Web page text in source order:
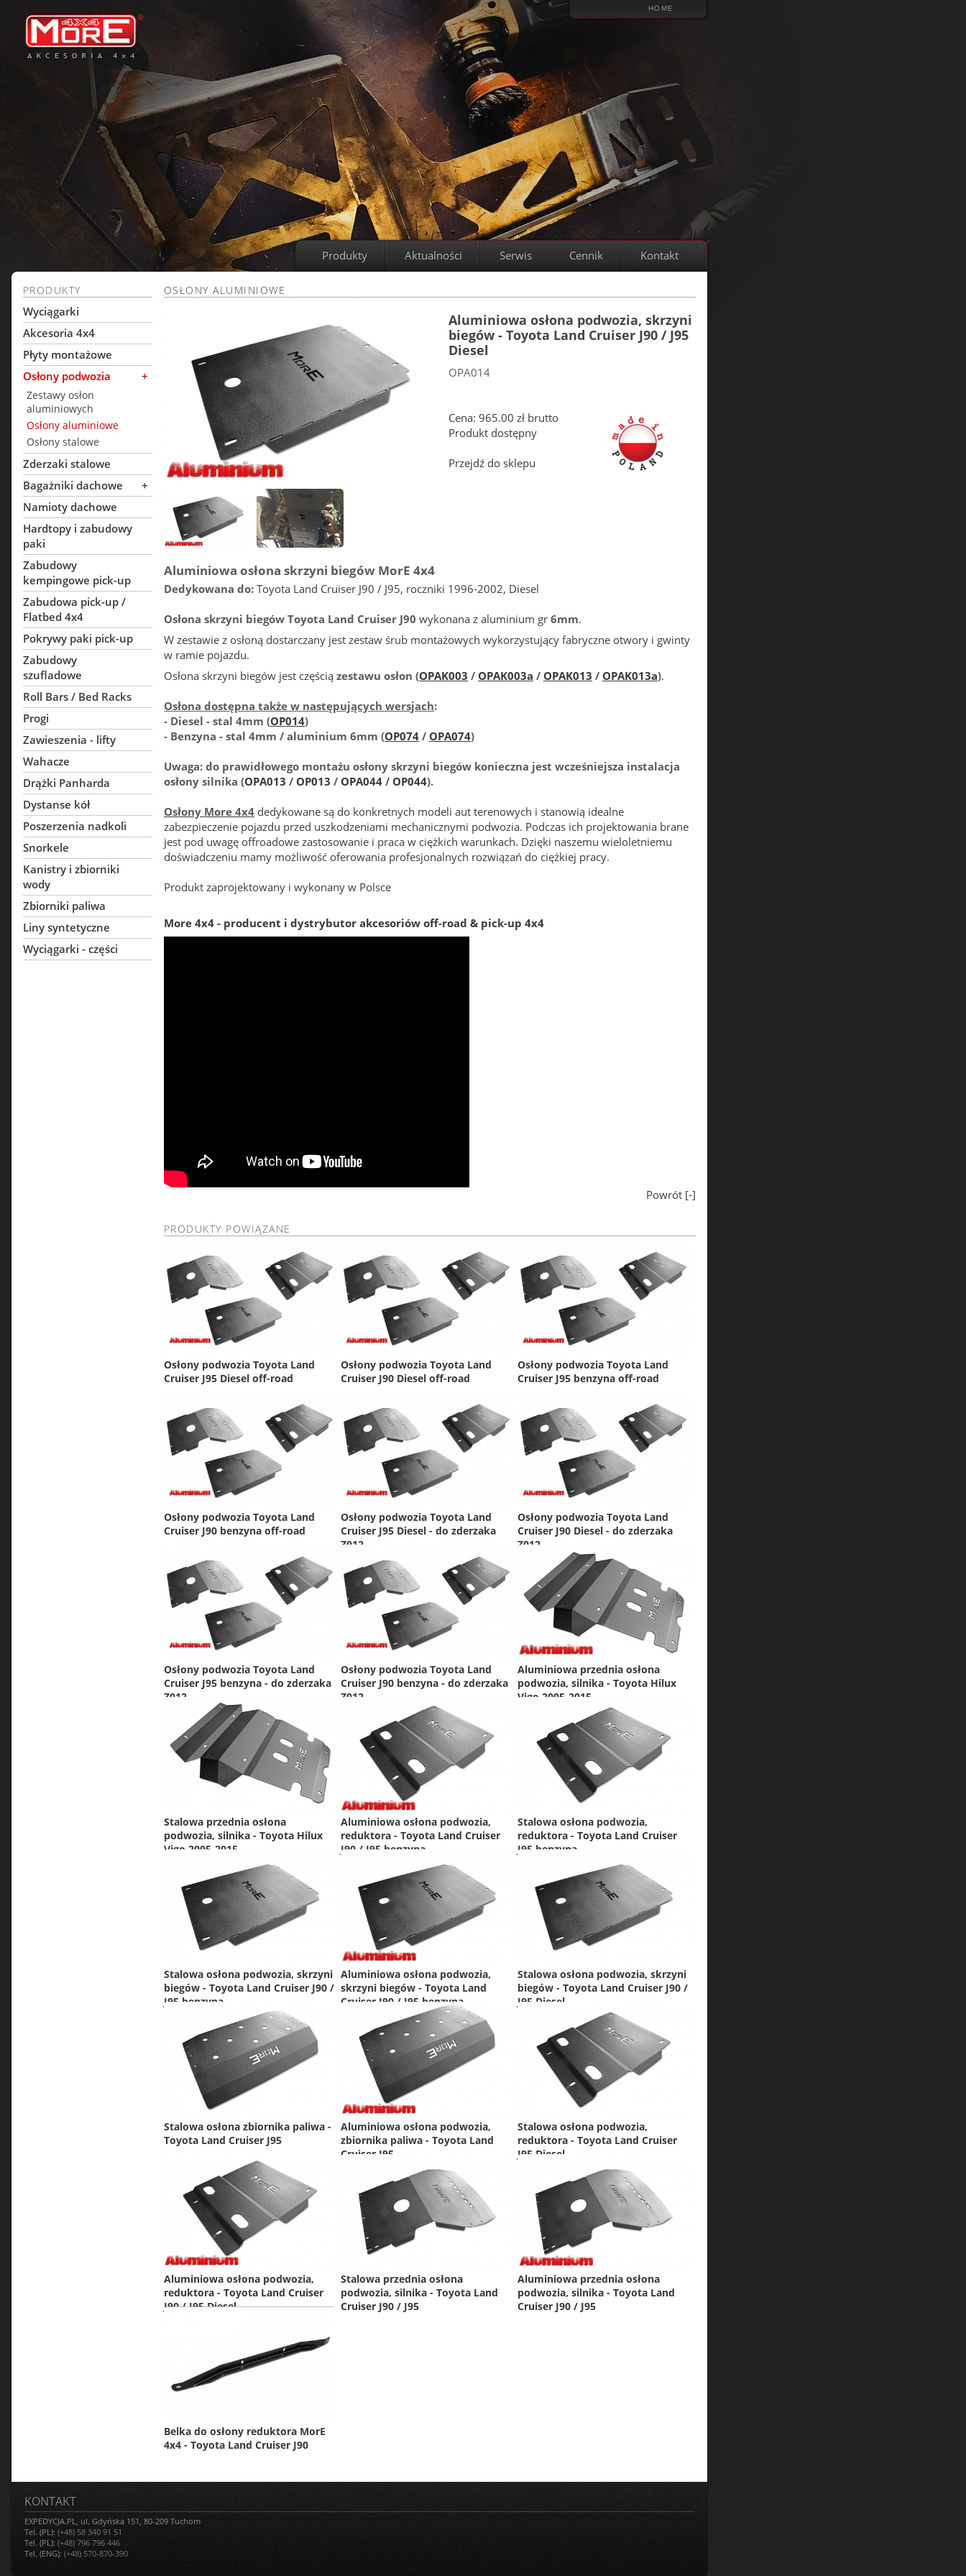
HOME
Produkty Aktualności Serwis Cennik Kontakt
PRODUKTY
Wyciągarki
Akcesoria 4x4
Płyty montażowe
Osłony podwozia
+
Zestawy osłon
aluminiowych
Osłony aluminiowe
Osłony stalowe
Zderzaki stalowe
Bagażniki dachowe
+
Namioty dachowe
Hardtopy i zabudowy
paki
Zabudowy
kempingowe pick-up
Zabudowa pick-up /
Flatbed 4x4
Pokrywy paki pick-up
Zabudowy
szufladowe
Roll Bars / Bed Racks
Progi
Zawieszenia - lifty
Wahacze
Drążki Panharda
Dystanse kół
Poszerzenia nadkoli
Snorkele
Kanistry i zbiorniki
wody
Zbiorniki paliwa
Liny syntetyczne
Wyciągarki - części
OSŁONY ALUMINIOWE
Aluminiowa osłona podwozia, skrzyni
biegów - Toyota Land Cruiser J90 / J95
Diesel
OPA014
Cena: 965.00 zł brutto
Produkt dostępny
Przejdź do sklepu
Aluminiowa osłona skrzyni biegów MorE 4x4
Dedykowana do: Toyota Land Cruiser J90 / J95, roczniki 1996-2002, Diesel
Osłona skrzyni biegów Toyota Land Cruiser J90 wykonana z aluminium gr 6mm.
W zestawie z osłoną dostarczany jest zestaw śrub montażowych wykorzystujący fabryczne otwory i gwinty
w ramie pojazdu.
Osłona skrzyni biegów jest częścią zestawu osłon (OPAK003 / OPAK003a / OPAK013 / OPAK013a).
Osłona dostępna także w następujących wersjach:
- Diesel - stal 4mm (OP014)
- Benzyna - stal 4mm / aluminium 6mm (OP074 / OPA074)
Uwaga: do prawidłowego montażu osłony skrzyni biegów konieczna jest wcześniejsza instalacja
osłony silnika (OPA013 / OP013 / OPA044 / OP044).
Osłony More 4x4 dedykowane są do konkretnych modeli aut terenowych i stanowią idealne
zabezpieczenie pojazdu przed uszkodzeniami mechanicznymi podwozia. Podczas ich projektowania brane
jest pod uwagę offroadowe zastosowanie i praca w ciężkich warunkach. Dzięki naszemu wieloletniemu
doświadczeniu mamy możliwość oferowania profesjonalnych rozwiązań do ciężkiej pracy.
Produkt zaprojektowany i wykonany w Polsce
More 4x4 - producent i dystrybutor akcesoriów off-road & pick-up 4x4
Powrót [-]
PRODUKTY POWIĄZANE
Osłony podwozia Toyota Land
Cruiser J95 Diesel off-road
Osłony podwozia Toyota Land
Cruiser J90 Diesel off-road
Osłony podwozia Toyota Land
Cruiser J95 benzyna off-road
Osłony podwozia Toyota Land
Cruiser J90 benzyna off-road
Osłony podwozia Toyota Land
Cruiser J95 Diesel - do zderzaka
Z012
Osłony podwozia Toyota Land
Cruiser J90 Diesel - do zderzaka
Z012
Osłony podwozia Toyota Land
Cruiser J95 benzyna - do zderzaka
Z012
Osłony podwozia Toyota Land
Cruiser J90 benzyna - do zderzaka
Z012
Aluminiowa przednia osłona
podwozia, silnika - Toyota Hilux
Vigo 2005-2015
Stalowa przednia osłona
podwozia, silnika - Toyota Hilux
Vigo 2005-2015
Aluminiowa osłona podwozia,
reduktora - Toyota Land Cruiser
J90 / J95 benzyna
Stalowa osłona podwozia,
reduktora - Toyota Land Cruiser
J95 benzyna
Stalowa osłona podwozia, skrzyni
biegów - Toyota Land Cruiser J90 /
J95 benzyna
Aluminiowa osłona podwozia,
skrzyni biegów - Toyota Land
Cruiser J90 / J95 benzyna
Stalowa osłona podwozia, skrzyni
biegów - Toyota Land Cruiser J90 /
J95 Diesel
Stalowa osłona zbiornika paliwa -
Toyota Land Cruiser J95
Aluminiowa osłona podwozia,
zbiornika paliwa - Toyota Land
Cruiser J95
Stalowa osłona podwozia,
reduktora - Toyota Land Cruiser
J95 Diesel
Aluminiowa osłona podwozia,
reduktora - Toyota Land Cruiser
J90 / J95 Diesel
Stalowa przednia osłona
podwozia, silnika - Toyota Land
Cruiser J90 / J95
Aluminiowa przednia osłona
podwozia, silnika - Toyota Land
Cruiser J90 / J95
Belka do osłony reduktora MorE
4x4 - Toyota Land Cruiser J90
KONTAKT
EXPEDYCJA.PL, ul. Gdyńska 151, 80-209 Tuchom
Tel. (PL): (+48) 58 340 91 51
Tel. (PL): (+48) 796 796 446
Tel. (ENG): (+48) 570-870-390